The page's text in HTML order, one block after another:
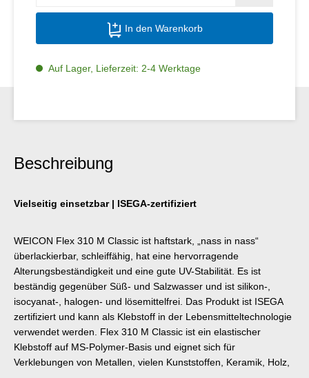
In den Warenkorb
Auf Lager, Lieferzeit: 2-4 Werktage
Beschreibung
Vielseitig einsetzbar | ISEGA-zertifiziert
WEICON Flex 310 M Classic ist haftstark, „nass in nass“
überlackierbar, schleiffähig, hat eine hervorragende
Alterungsbeständigkeit und eine gute UV-Stabilität. Es ist
beständig gegenüber Süß- und Salzwasser und ist silikon-,
isocyanat-, halogen- und lösemittelfrei. Das Produkt ist ISEGA
zertifiziert und kann als Klebstoff in der Lebensmitteltechnologie
verwendet werden. Flex 310 M Classic ist ein elastischer
Klebstoff auf MS-Polymer-Basis und eignet sich für
Verklebungen von Metallen, vielen Kunststoffen, Keramik, Holz,